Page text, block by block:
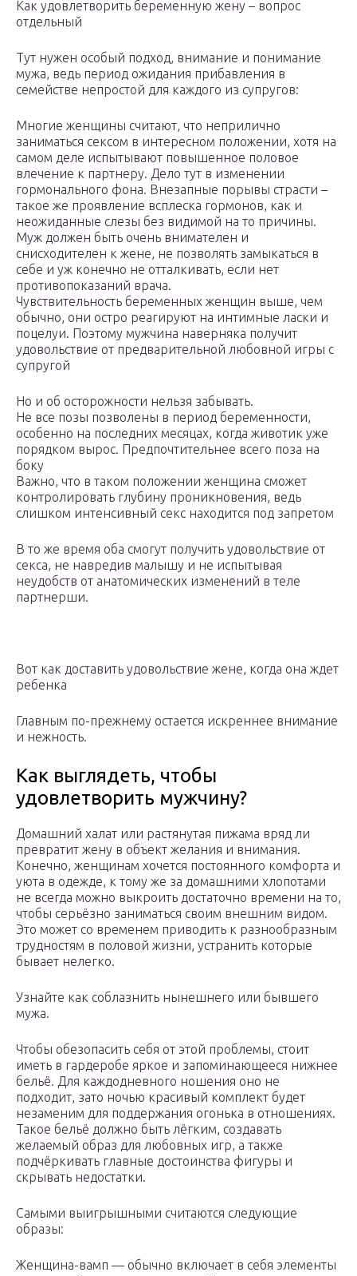
Как удовлетворить беременную жену – вопрос
отдельный
Тут нужен особый подход, внимание и понимание
мужа, ведь период ожидания прибавления в
семействе непростой для каждого из супругов:
Многие женщины считают, что неприлично
заниматься сексом в интересном положении, хотя на
самом деле испытывают повышенное половое
влечение к партнеру. Дело тут в изменении
гормонального фона. Внезапные порывы страсти –
такое же проявление всплеска гормонов, как и
неожиданные слезы без видимой на то причины.
Муж должен быть очень внимателен и
снисходителен к жене, не позволять замыкаться в
себе и уж конечно не отталкивать, если нет
противопоказаний врача.
Чувствительность беременных женщин выше, чем
обычно, они остро реагируют на интимные ласки и
поцелуи. Поэтому мужчина наверняка получит
удовольствие от предварительной любовной игры с
супругой
Но и об осторожности нельзя забывать.
Не все позы позволены в период беременности,
особенно на последних месяцах, когда животик уже
порядком вырос. Предпочтительнее всего поза на
боку
Важно, что в таком положении женщина сможет
контролировать глубину проникновения, ведь
слишком интенсивный секс находится под запретом
В то же время оба смогут получить удовольствие от
секса, не навредив малышу и не испытывая
неудобств от анатомических изменений в теле
партнерши.
Вот как доставить удовольствие жене, когда она ждет
ребенка
Главным по-прежнему остается искреннее внимание
и нежность.
Как выглядеть, чтобы
удовлетворить мужчину?
Домашний халат или растянутая пижама вряд ли
превратит жену в объект желания и внимания.
Конечно, женщинам хочется постоянного комфорта и
уюта в одежде, к тому же за домашними хлопотами
не всегда можно выкроить достаточно времени на то,
чтобы серьёзно заниматься своим внешним видом.
Это может со временем приводить к разнообразным
трудностям в половой жизни, устранить которые
бывает нелегко.
Узнайте как соблазнить нынешнего или бывшего
мужа.
Чтобы обезопасить себя от этой проблемы, стоит
иметь в гардеробе яркое и запоминающееся нижнее
бельё. Для каждодневного ношения оно не
подходит, зато ночью красивый комплект будет
незаменим для поддержания огонька в отношениях.
Такое бельё должно быть лёгким, создавать
желаемый образ для любовных игр, а также
подчёркивать главные достоинства фигуры и
скрывать недостатки.
Самыми выигрышными считаются следующие
образы:
Женщина-вамп — обычно включает в себя элементы